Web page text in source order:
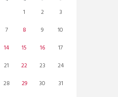
1 2
3
7 8 9
10
14 15 16
17
21 22 23
24
28 29 30 31